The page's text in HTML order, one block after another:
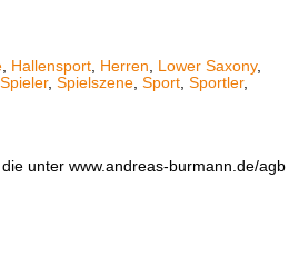
, Hallensport, Herren Lower Saxony,
Spieler, Spielszene, Sport, Sportler,
unter www.andreas-burmann.de/agb